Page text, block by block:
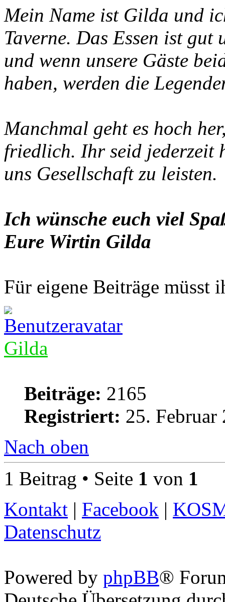
Mein Name ist Gilda und
Taverne. Das Essen ist
und wenn unsere Gäste
haben, werden die
Manchmal geht es hoch
friedlich. Ihr seid jederzeit
uns Gesellschaft zu leisten.
Ich wünsche euch viel
Eure Wirtin Gilda
Für eigene Beiträge müsst
Gilda
Beiträge: 2165
Registriert: 25. Februar
Nach oben
1 Beitrag • Seite 1 von 1
Kontakt | Facebook |
Datenschutz
Powered by phpBB®